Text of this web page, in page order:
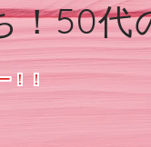
！50代
！！